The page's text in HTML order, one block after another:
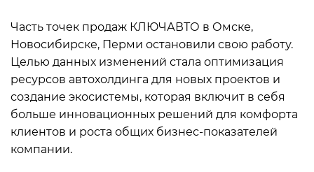
Часть точек продаж КЛЮЧАВТО в Омске,
Новосибирске, Перми остановили свою работу.
Целью данных изменений стала оптимизация
ресурсов автохолдинга для новых проектов и
создание экосистемы, которая включит в себя
больше инновационных решений для комфорта
клиентов и роста общих бизнес-показателей
компании.